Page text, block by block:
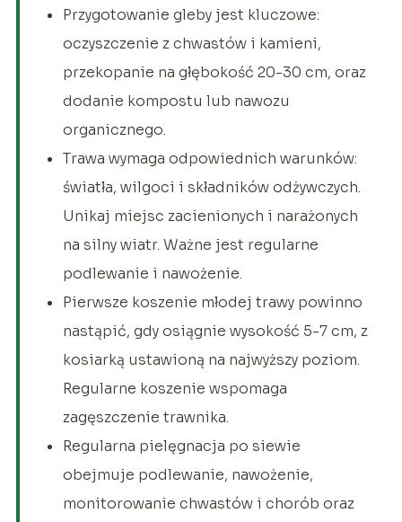
Przygotowanie gleby jest kluczowe:
oczyszczenie z chwastów i kamieni,
przekopanie na głębokość 20-30 cm, oraz
dodanie kompostu lub nawozu
organicznego.
Trawa wymaga odpowiednich warunków:
światła, wilgoci i składników odżywczych.
Unikaj miejsc zacienionych i narażonych
na silny wiatr. Ważne jest regularne
podlewanie i nawożenie.
Pierwsze koszenie młodej trawy powinno
nastąpić, gdy osiągnie wysokość 5-7 cm, z
kosiarką ustawioną na najwyższy poziom.
Regularne koszenie wspomaga
zagęszczenie trawnika.
Regularna pielęgnacja po siewie
obejmuje podlewanie, nawożenie,
monitorowanie chwastów i chorób oraz